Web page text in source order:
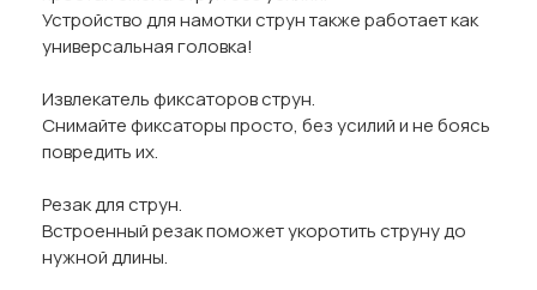
Устройство для намотки струн также работает как
универсальная головка!
Извлекатель фиксаторов струн.
Снимайте фиксаторы просто, без усилий и не боясь
повредить их.
Резак для струн.
Встроенный резак поможет укоротить струну до
нужной длины.